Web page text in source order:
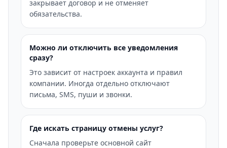
закрывает договор и не отменяет
обязательства.
Можно ли отключить все уведомления
сразу?
Это зависит от настроек аккаунта и правил
компании. Иногда отдельно отключают
письма, SMS, пуши и звонки.
Где искать страницу отмены услуг?
Сначала проверьте основной сайт